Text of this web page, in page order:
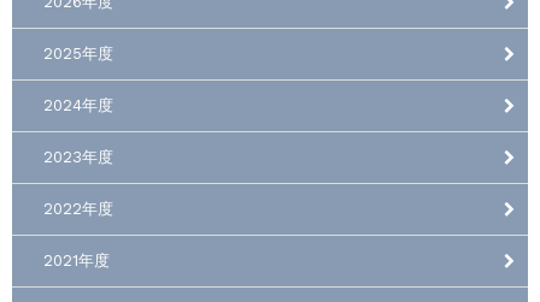
2025年度
2024年度
2023年度
2022年度
2021年度